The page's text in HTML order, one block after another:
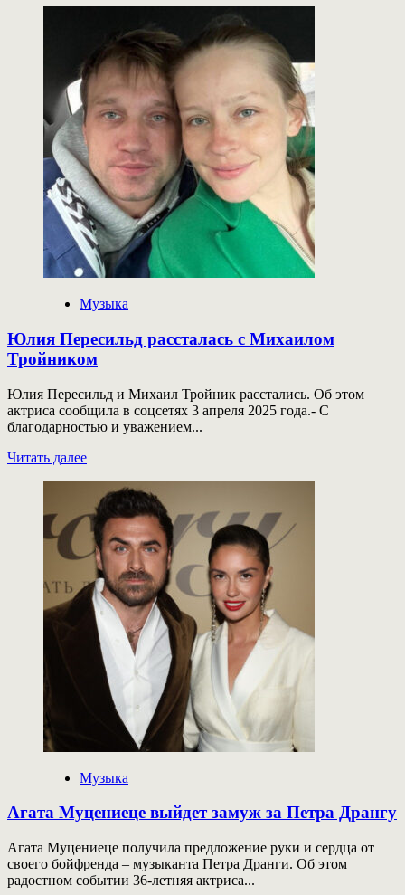
Генпрокуратура
России
объявила
нежелательным
фонд
Элтона
Джона
Музыка
Юлия Пересильд рассталась с Михаилом
Тройником
Юлия Пересильд и Михаил Тройник расстались. Об этом
актриса сообщила в соцсетях 3 апреля 2025 года.- С
благодарностью и уважением...
Читать далееПрочитать
Юлия
Пересильд
рассталась
с
Михаилом
Тройником
Музыка
Агата Муцениеце выйдет замуж за Петра Дрангу
Агата Муцениеце получила предложение руки и сердца от
своего бойфренда – музыканта Петра Дранги. Об этом
радостном событии 36-летняя актриса...